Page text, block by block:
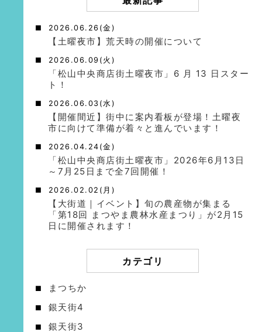
2026.06.26(金)
【土曜夜市】荒天時の開催について
2026.06.09(火)
「松山中央商店街土曜夜市」6 月 13 日スター
ト！
2026.06.03(水)
【開催間近】街中に案内看板が登場！土曜夜
市に向けて準備が着々と進んでいます！
2026.04.24(金)
「松山中央商店街土曜夜市」2026年6月13日
～7月25日まで全7回開催！
2026.02.02(月)
【大街道｜イベント】旬の農産物が集まる
「第18回 まつやま農林水産まつり」が2月15
日に開催されます！
カテゴリ
まつちか
銀天街4
銀天街3